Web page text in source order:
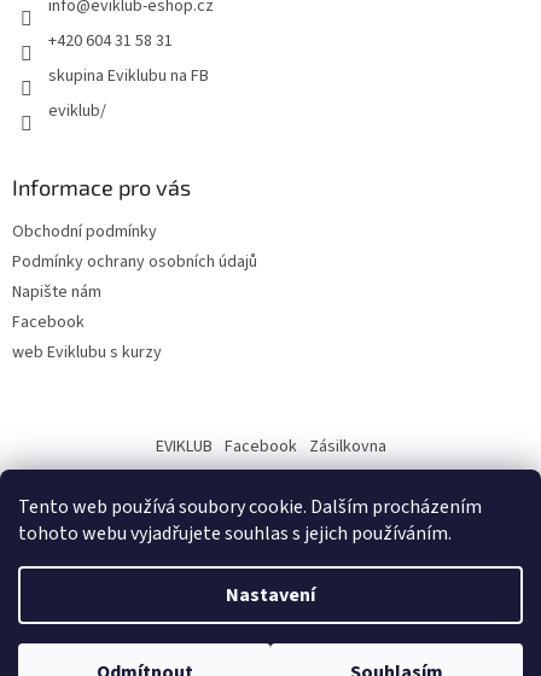
Tento web používá soubory cookie. Dalším procházením
tohoto webu vyjadřujete souhlas s jejich používáním.
Nastavení
info@eviklub-eshop.cz
+420 604 31 58 31
skupina Eviklubu na FB
eviklub/
Informace pro vás
Obchodní podmínky
Podmínky ochrany osobních údajů
Napište nám
Facebook
web Eviklubu s kurzy
EVIKLUB Facebook Zásilkovna
Vytvořil Shoptet